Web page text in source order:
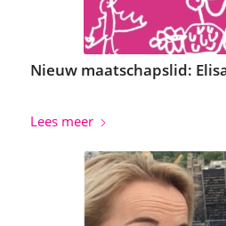
Nieuw maatschapslid:
Lees meer